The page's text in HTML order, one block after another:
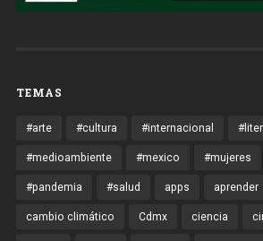
TEMAS
#arte #cultura #internacional
#medioambiente #mexico #mujeres
#pandemia #salud apps aprender
cambio climático Cdmx ciencia